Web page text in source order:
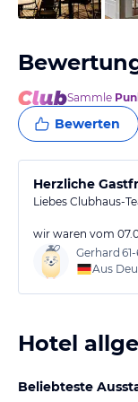
Sammle
Bewerten
Herzliche
Liebes Clubhaus-
wir waren vom
Gerhard
Aus
Hotel
Beliebteste